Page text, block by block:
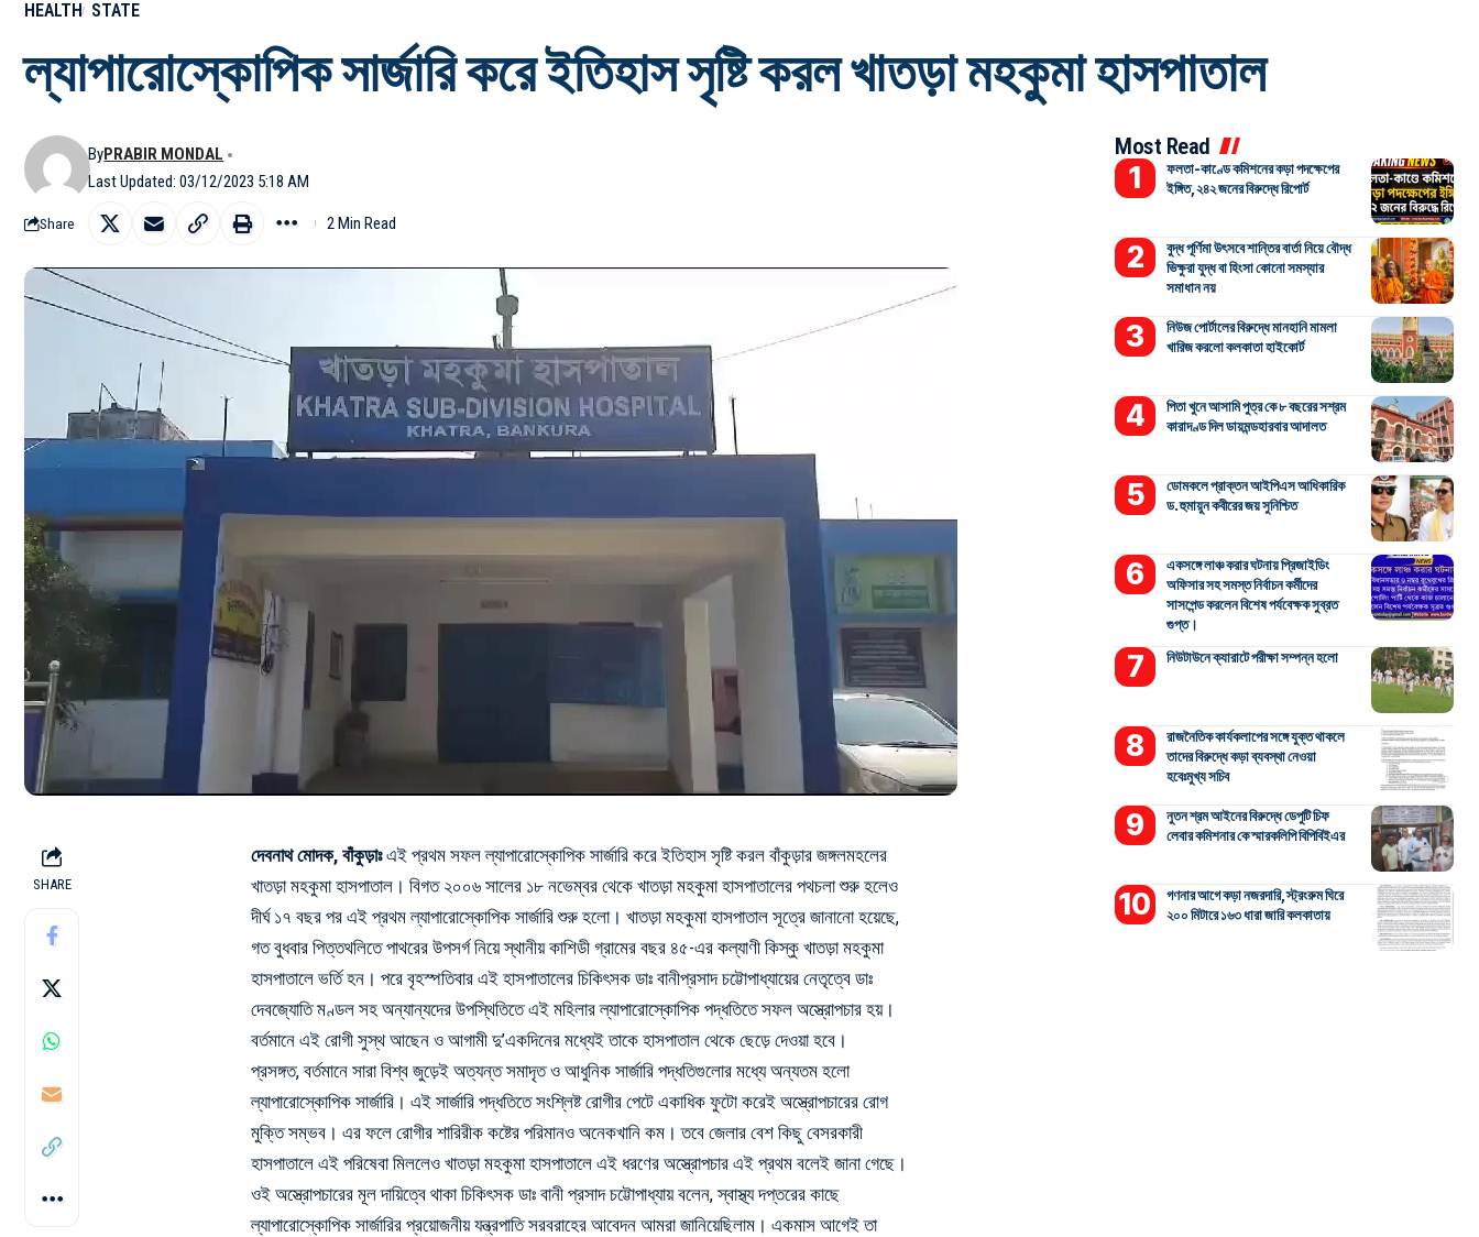
HEALTH STATE
ল্যাপারোস্কোপিক সার্জারি করে ইতিহাস সৃষ্টি করল খাতড়া মহকুমা হাসপাতাল
Last Updated: 03/12/2023 5:18 AM
ByPRABIR MONDAL
Share 2 Min Read
SHARE
দেবনাথ মোদক, বাঁকুড়াঃএই প্রথম সফল ল্যাপারোস্কোপিক সার্জারি করে ইতিহাস সৃষ্টি করল বাঁকুড়ার জঙ্গলমহলের
খাতড়া মহকুমা হাসপাতাল। বিগত ২০০৬ সালের ১৮ নভেম্বর থেকে খাতড়া মহকুমা হাসপাতালের পথচলা শুরু হলেও
দীর্ঘ ১৭ বছর পর এই প্রথম ল্যাপারোস্কোপিক সার্জারি শুরু হলো। খাতড়া মহকুমা হাসপাতাল সূত্রে জানানো হয়েছে,
গত বুধবার পিত্তথলিতে পাথরের উপসর্গ নিয়ে স্থানীয় কাশিডী গ্রামের বছর ৪৫-এর কল্যাণী কিস্কু খাতড়া মহকুমা
হাসপাতালে ভর্তি হন। পরে বৃহস্পতিবার এই হাসপাতালের চিকিৎসক ডাঃ বানীপ্রসাদ চট্টোপাধ্যায়ের নেতৃত্বে ডাঃ
দেবজ্যোতি মণ্ডল সহ অন্যান্যদের উপস্থিতিতে এই মহিলার ল্যাপারোস্কোপিক পদ্ধতিতে সফল অস্ত্রোপচার হয়।
বর্তমানে এই রোগী সুস্থ আছেন ও আগামী দু’একদিনের মধ্যেই তাকে হাসপাতাল থেকে ছেড়ে দেওয়া হবে।
প্রসঙ্গত, বর্তমানে সারা বিশ্ব জুড়েই অত্যন্ত সমাদৃত ও আধুনিক সার্জারি পদ্ধতিগুলোর মধ্যে অন্যতম হলো
ল্যাপারোস্কোপিক সার্জারি। এই সার্জারি পদ্ধতিতে সংশ্লিষ্ট রোগীর পেটে একাধিক ফুটো করেই অস্ত্রোপচারের রোগ
মুক্তি সম্ভব। এর ফলে রোগীর শারিরীক কষ্টের পরিমানও অনেকখানি কম। তবে জেলার বেশ কিছু বেসরকারী
হাসপাতালে এই পরিষেবা মিললেও খাতড়া মহকুমা হাসপাতালে এই ধরণের অস্ত্রোপচার এই প্রথম বলেই জানা গেছে।
ওই অস্ত্রোপচারের মূল দায়িত্বে থাকা চিকিৎসক ডাঃ বানী প্রসাদ চট্টোপাধ্যায় বলেন, স্বাস্থ্য দপ্তরের কাছে
ল্যাপারোস্কোপিক সার্জারির প্রয়োজনীয় যন্ত্রপাতি সরবরাহের আবেদন আমরা জানিয়েছিলাম। একমাস আগেই তা
Most Read
ফলতা-কাণ্ডে কমিশনের কড়া পদক্ষেপের
ইঙ্গিত, ২৪২ জনের বিরুদ্ধে রিপোর্ট
বুদ্ধ পূর্ণিমা উৎসবে শান্তির বার্তা নিয়ে বৌদ্ধ
ভিক্ষুরা যুদ্ধ বা হিংসা কোনো সমস্যার
সমাধান নয়
নিউজ পোর্টালের বিরুদ্ধে মানহানি মামলা
খারিজ করলো কলকাতা হাইকোর্ট
পিতা খুনে আসামি পুত্র কে ৮ বছরের সশ্রম
কারাদণ্ড দিল ডায়মন্ডহারবার আদালত
ডোমকলে প্রাক্তন আইপিএস আধিকারিক
ড. হুমায়ুন কবীরের জয় সুনিশ্চিত
একসঙ্গে লাঞ্চ করার ঘটনায় প্রিজাইডিং
অফিসার সহ সমস্ত নির্বাচন কর্মীদের
সাসপেন্ড করলেন বিশেষ পর্যবেক্ষক সুব্রত
গুপ্ত।
নিউটাউনে ক্যারাটে পরীক্ষা সম্পন্ন হলো
রাজনৈতিক কার্যকলাপের সঙ্গে যুক্ত থাকলে
তাদের বিরুদ্ধে কড়া ব্যবস্থা নেওয়া
হবেঃমুখ্য সচিব
নুতন শ্রম আইনের বিরুদ্ধে ডেপুটি চিফ
লেবার কমিশনার কে স্মারকলিপি বিপিবিইএর
গণনার আগে কড়া নজরদারি, স্ট্রংরুম ঘিরে
২০০ মিটারে ১৬৩ ধারা জারি কলকাতায়